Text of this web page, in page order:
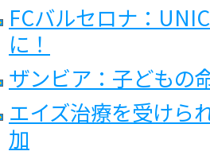
FCバルセロナ：
に！
ザンビア：子どもの
エイズ治療を受けら
加